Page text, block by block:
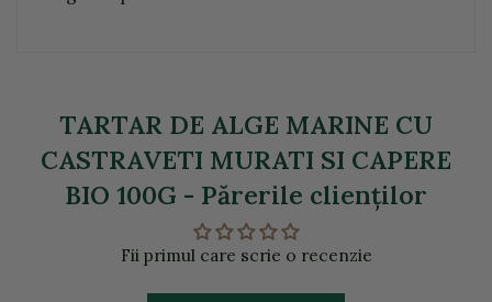
TARTAR DE ALGE MARINE CU
CASTRAVETI MURATI SI CAPERE
BIO 100G - Părerile clienţilor
Fii primul care scrie o recenzie